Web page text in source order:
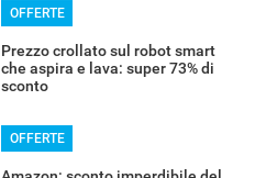
OFFERTE
Prezzo crollato sul robot smart
che aspira e lava: super 73% di
sconto
OFFERTE